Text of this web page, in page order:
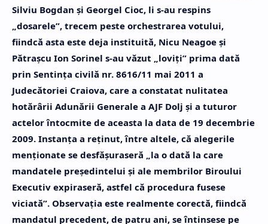
Silviu Bogdan şi Georgel Cioc, li s-au respins
„dosarele”, trecem peste orchestrarea votului,
fiindcă asta este deja instituită, Nicu Neagoe şi
Pătraşcu Ion Sorinel s-au văzut „loviţi” prima dată
prin Sentinţa civilă nr. 8616/11 mai 2011 a
Judecătoriei Craiova, care a constatat nulitatea
hotărârii Adunării Generale a AJF Dolj şi a tuturor
actelor întocmite de aceasta la data de 19 decembrie
2009. Instanţa a reţinut, între altele, că alegerile
menţionate se desfăşuraseră „la o dată la care
mandatele preşedintelui şi ale membrilor Biroului
Executiv expiraseră, astfel că procedura fusese
viciată”. Observaţia este realmente corectă, fiindcă
mandatul precedent, de patru ani, se întinsese pe